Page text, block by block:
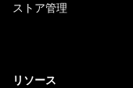
ストア管理
リソース